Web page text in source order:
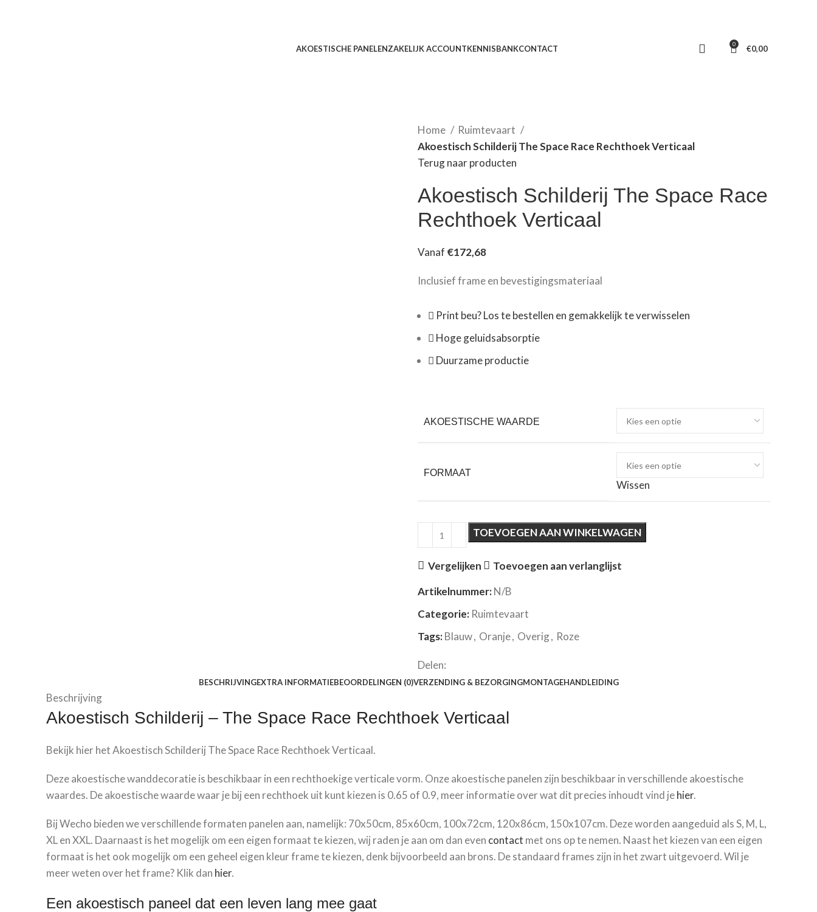
AKOESTISCHE PANELENZAKELIJK ACCOUNTKENNISBANKCONTACT 0 €0,00
Home
Ruimtevaart
Akoestisch Schilderij The Space Race Rechthoek Verticaal
Terug naar producten
Akoestisch Schilderij The Space Race
Rechthoek Verticaal
Vanaf €172,68
Inclusief frame en bevestigingsmateriaal
Print beu? Los te bestellen en gemakkelijk te verwisselen
Hoge geluidsabsorptie
Duurzame productie
AKOESTISCHE WAARDE
FORMAAT
Wissen
TOEVOEGEN AAN WINKELWAGEN
Vergelijken Toevoegen aan verlanglijst
Artikelnummer:N/B
Categorie: Ruimtevaart
Tags:Blauw, Oranje, Overig, Roze
Delen:
BESCHRIJVINGEXTRA INFORMATIEBEOORDELINGEN (0)VERZENDING & BEZORGINGMONTAGEHANDLEIDING
Beschrijving
Akoestisch Schilderij – The Space Race Rechthoek Verticaal
Bekijk hier het Akoestisch Schilderij The Space Race Rechthoek Verticaal.
Deze akoestische wanddecoratie is beschikbaar in een rechthoekige verticale vorm. Onze akoestische panelen zijn beschikbaar in verschillende akoestische
waardes. De akoestische waarde waar je bij een rechthoek uit kunt kiezen is 0.65 of 0.9, meer informatie over wat dit precies inhoudt vind jehier.
Bij Wecho bieden we verschillende formaten panelen aan, namelijk: 70x50cm, 85x60cm, 100x72cm, 120x86cm, 150x107cm. Deze worden aangeduid als S, M, L,
XL en XXL. Daarnaast is het mogelijk om een eigen formaat te kiezen, wij raden je aan om dan even contact met ons op te nemen. Naast het kiezen van een eigen
formaat is het ook mogelijk om een geheel eigen kleur frame te kiezen, denk bijvoorbeeld aan brons. De standaard frames zijn in het zwart uitgevoerd. Wil je
meer weten over het frame? Klik dan hier.
Een akoestisch paneel dat een leven lang mee gaat